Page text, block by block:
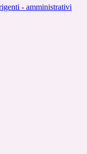
- amministrativi